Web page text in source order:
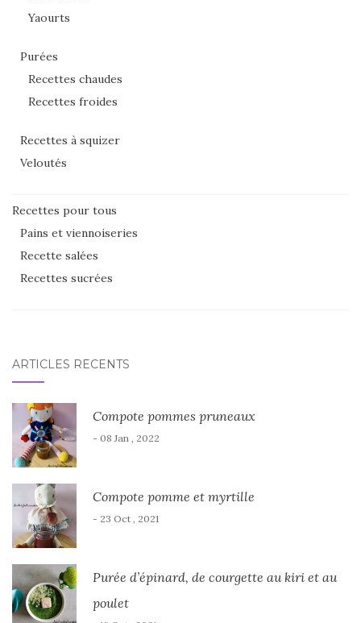
Yaourts
Purées
Recettes chaudes
Recettes froides
Recettes à squizer
Veloutés
Recettes pour tous
Pains et viennoiseries
Recette salées
Recettes sucrées
ARTICLES RÉCENTS
Compote pommes pruneaux
- 08 Jan , 2022
Compote pomme et myrtille
- 23 Oct , 2021
Purée d’épinard, de courgette au kiri et au
poulet